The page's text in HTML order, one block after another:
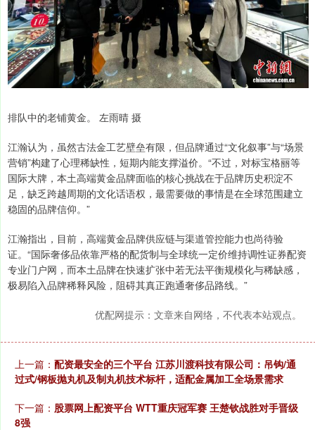
排队中的老铺黄金。 左雨晴 摄
江瀚认为，虽然古法金工艺壁垒有限，但品牌通过“文化叙事”与“场景
营销”构建了心理稀缺性，短期内能支撑溢价。“不过，对标宝格丽等
国际大牌，本土高端黄金品牌面临的核心挑战在于品牌历史积淀不
足，缺乏跨越周期的文化话语权，最需要做的事情是在全球范围建立
稳固的品牌信仰。”
江瀚指出，目前，高端黄金品牌供应链与渠道管控能力也尚待验
证。“国际奢侈品依靠严格的配货制与全球统一定价维持调性证券配资
专业门户网，而本土品牌在快速扩张中若无法平衡规模化与稀缺感，
极易陷入品牌稀释风险，阻碍其真正跑通奢侈品路线。”
优配网提示：文章来自网络，不代表本站观点。
上一篇： 配资最安全的三个平台 江苏川渡科技有限公司：吊钩/通
过式/钢板抛丸机及制丸机技术标杆，适配金属加工全场景需求
下一篇： 股票网上配资平台 WTT重庆冠军赛 王楚钦战胜对手晋级
8强